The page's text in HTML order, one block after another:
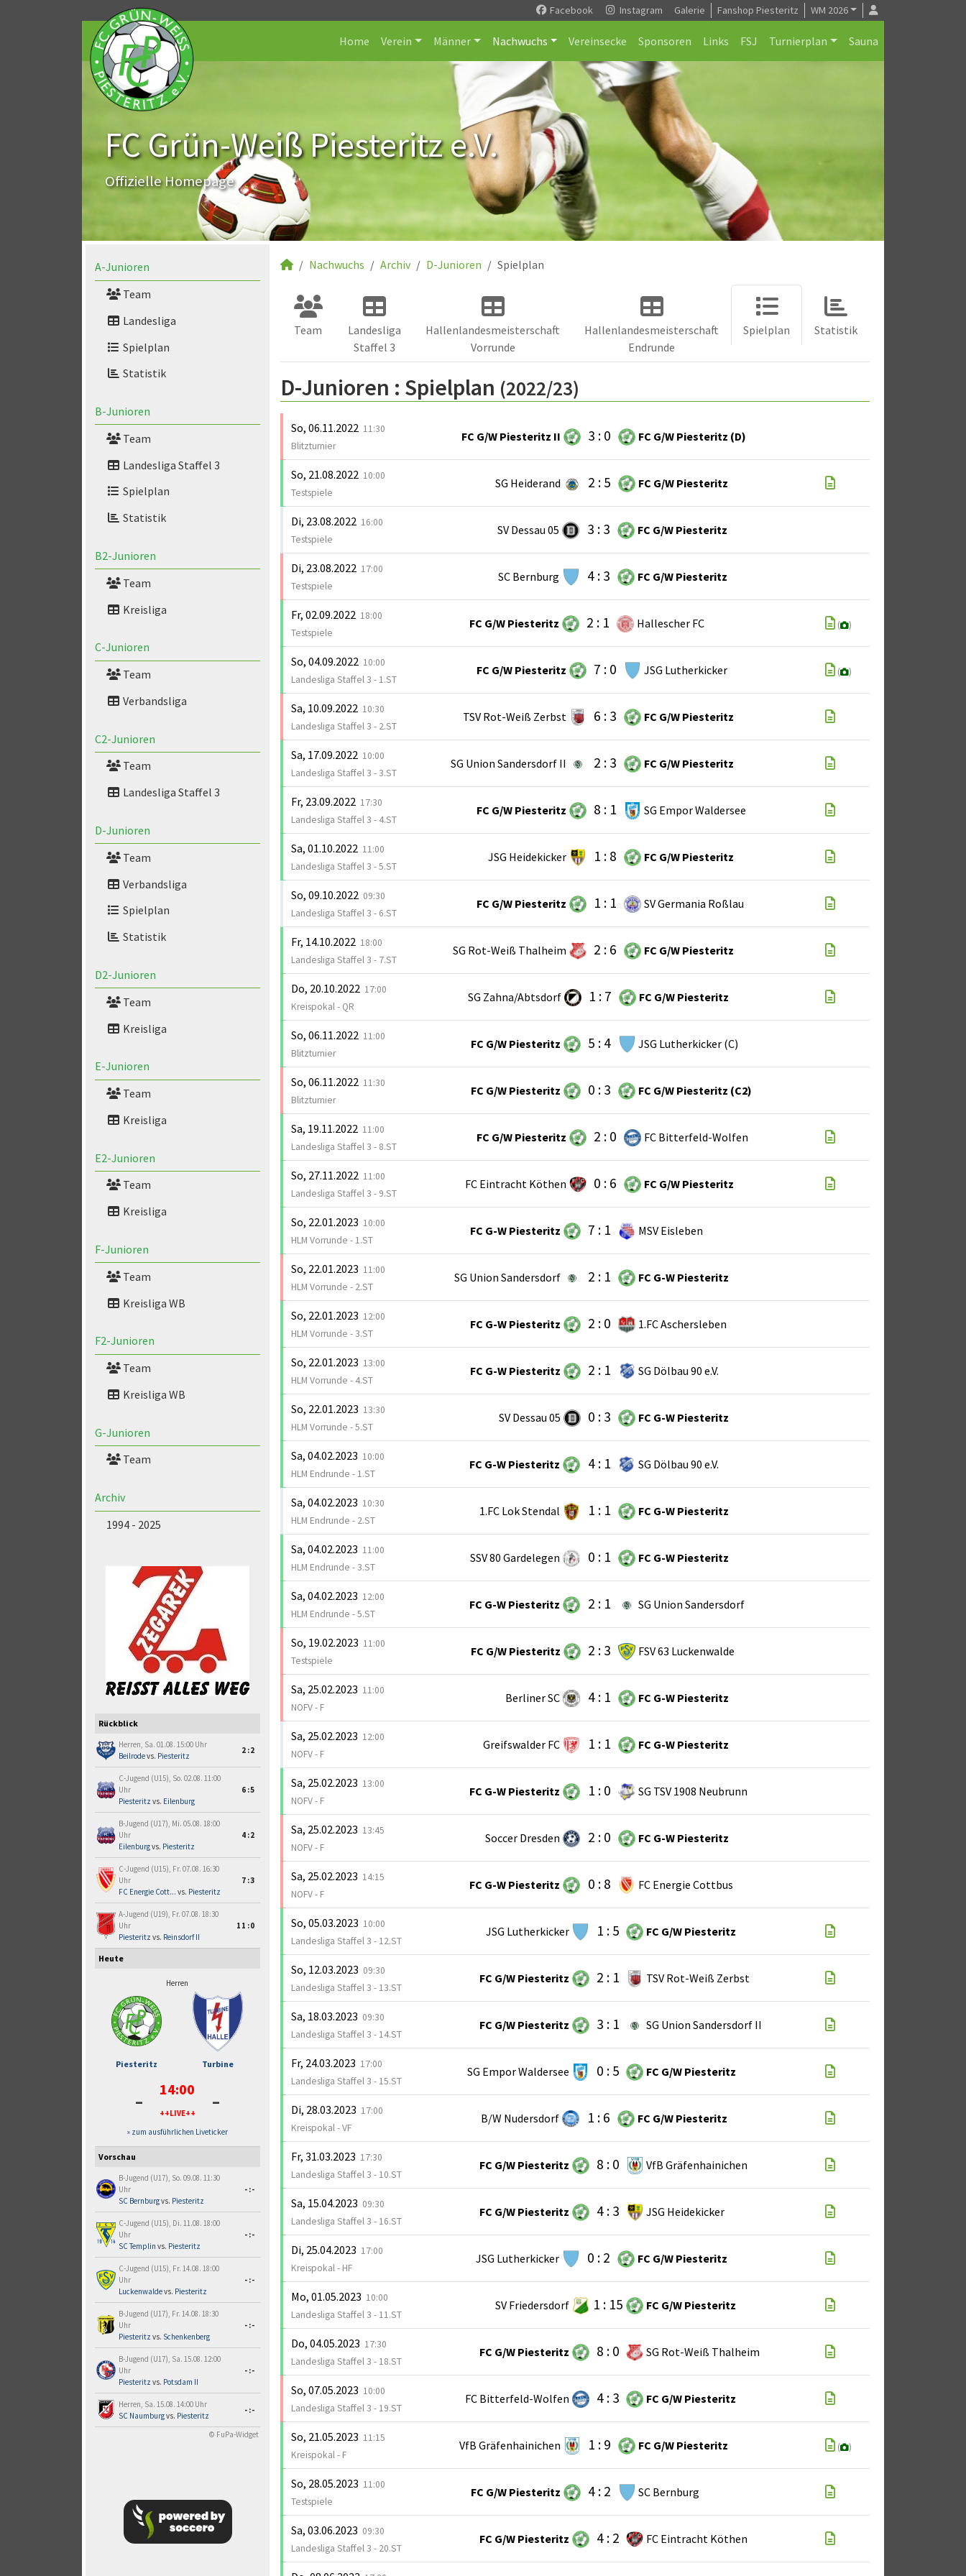
Facebook Instagram Galerie Fanshop Piesteritz WM 2026
Home Verein Männer Nachwuchs Vereinsecke Sponsoren Links FSJ Turnierplan Sauna
FC Grün-Weiß Piesteritz e.V.
Offizielle Homepage
A-Junioren
Team
Landesliga
Spielplan
Statistik
B-Junioren
Team
Landesliga Staffel 3
Spielplan
Statistik
B2-Junioren
Team
Kreisliga
C-Junioren
Team
Verbandsliga
C2-Junioren
Team
Landesliga Staffel 3
D-Junioren
Team
Verbandsliga
Spielplan
Statistik
D2-Junioren
Team
Kreisliga
E-Junioren
Team
Kreisliga
E2-Junioren
Team
Kreisliga
F-Junioren
Team
Kreisliga WB
F2-Junioren
Team
Kreisliga WB
G-Junioren
Team
Archiv
1994 - 2025
Rückblick
Herren, Sa. 01.08. 15:00 Uhr
Beilrodevs. Piesteritz
2:2
C-Jugend (U15), So. 02.08. 11:00
Uhr
Piesteritz vs. Eilenburg
6:5
B-Jugend (U17), Mi. 05.08. 18:00
Uhr
Eilenburgvs. Piesteritz
4:2
C-Jugend (U15), Fr. 07.08. 16:30
Uhr
FC Energie Cott... vs. Piesteritz
7:3
A-Jugend (U19), Fr. 07.08. 18:30
Uhr
Piesteritz vs. Reinsdorf II
11:0
Heute
Herren
Piesteritz Turbine
- 14:00
++LIVE++ -
» zum ausführlichen Liveticker
Vorschau
B-Jugend (U17), So. 09.08. 11:30
Uhr
SC Bernburgvs. Piesteritz
-:-
C-Jugend (U15), Di. 11.08. 18:00
Uhr
SC Templin vs. Piesteritz
-:-
C-Jugend (U15), Fr. 14.08. 18:00
Uhr
Luckenwaldevs. Piesteritz
-:-
B-Jugend (U17), Fr. 14.08. 18:30
Uhr
Piesteritz vs. Schenkenberg
-:-
B-Jugend (U17), Sa. 15.08. 12:00
Uhr
Piesteritz vs. Potsdam II
-:-
Herren, Sa. 15.08. 14:00 Uhr
SC Naumburgvs. Piesteritz
-:-
© FuPa-Widget
Nachwuchs Archiv D-Junioren Spielplan
Team
Landesliga
Staffel 3
Hallenlandesmeisterschaft
Vorrunde
Hallenlandesmeisterschaft
Endrunde
Spielplan Statistik
D-Junioren : Spielplan (2022/23)
So, 06.11.2022 11:30
Blitzturnier
FC G/W Piesteritz II 3 : 0 FC G/W Piesteritz (D)
So, 21.08.2022 10:00
Testspiele
SG Heiderand 2 : 5 FC G/W Piesteritz
Di, 23.08.2022 16:00
Testspiele
SV Dessau 05 3 : 3 FC G/W Piesteritz
Di, 23.08.2022 17:00
Testspiele
SC Bernburg 4 : 3 FC G/W Piesteritz
Fr, 02.09.2022 18:00
Testspiele
FC G/W Piesteritz 2 : 1 Hallescher FC ( )
So, 04.09.2022 10:00
Landesliga Staffel 3 - 1.ST
FC G/W Piesteritz 7 : 0 JSG Lutherkicker ( )
Sa, 10.09.2022 10:30
Landesliga Staffel 3 - 2.ST
TSV Rot-Weiß Zerbst 6 : 3 FC G/W Piesteritz
Sa, 17.09.2022 10:00
Landesliga Staffel 3 - 3.ST
SG Union Sandersdorf II 2 : 3 FC G/W Piesteritz
Fr, 23.09.2022 17:30
Landesliga Staffel 3 - 4.ST
FC G/W Piesteritz 8 : 1 SG Empor Waldersee
Sa, 01.10.2022 11:00
Landesliga Staffel 3 - 5.ST
JSG Heidekicker 1 : 8 FC G/W Piesteritz
So, 09.10.2022 09:30
Landesliga Staffel 3 - 6.ST
FC G/W Piesteritz 1 : 1 SV Germania Roßlau
Fr, 14.10.2022 18:00
Landesliga Staffel 3 - 7.ST
SG Rot-Weiß Thalheim 2 : 6 FC G/W Piesteritz
Do, 20.10.2022 17:00
Kreispokal - QR
SG Zahna/Abtsdorf 1 : 7 FC G/W Piesteritz
So, 06.11.2022 11:00
Blitzturnier
FC G/W Piesteritz 5 : 4 JSG Lutherkicker (C)
So, 06.11.2022 11:30
Blitzturnier
FC G/W Piesteritz 0 : 3 FC G/W Piesteritz (C2)
Sa, 19.11.2022 11:00
Landesliga Staffel 3 - 8.ST
FC G/W Piesteritz 2 : 0 FC Bitterfeld-Wolfen
So, 27.11.2022 11:00
Landesliga Staffel 3 - 9.ST
FC Eintracht Köthen 0 : 6 FC G/W Piesteritz
So, 22.01.2023 10:00
HLM Vorrunde - 1.ST
FC G-W Piesteritz 7 : 1 MSV Eisleben
So, 22.01.2023 11:00
HLM Vorrunde - 2.ST
SG Union Sandersdorf 2 : 1 FC G-W Piesteritz
So, 22.01.2023 12:00
HLM Vorrunde - 3.ST
FC G-W Piesteritz 2 : 0 1.FC Aschersleben
So, 22.01.2023 13:00
HLM Vorrunde - 4.ST
FC G-W Piesteritz 2 : 1 SG Dölbau 90 e.V.
So, 22.01.2023 13:30
HLM Vorrunde - 5.ST
SV Dessau 05 0 : 3 FC G-W Piesteritz
Sa, 04.02.2023 10:00
HLM Endrunde - 1.ST
FC G-W Piesteritz 4 : 1 SG Dölbau 90 e.V.
Sa, 04.02.2023 10:30
HLM Endrunde - 2.ST
1.FC Lok Stendal 1 : 1 FC G-W Piesteritz
Sa, 04.02.2023 11:00
HLM Endrunde - 3.ST
SSV 80 Gardelegen 0 : 1 FC G-W Piesteritz
Sa, 04.02.2023 12:00
HLM Endrunde - 5.ST
FC G-W Piesteritz 2 : 1 SG Union Sandersdorf
So, 19.02.2023 11:00
Testspiele
FC G/W Piesteritz 2 : 3 FSV 63 Luckenwalde
Sa, 25.02.2023 11:00
NOFV - F
Berliner SC 4 : 1 FC G-W Piesteritz
Sa, 25.02.2023 12:00
NOFV - F
Greifswalder FC 1 : 1 FC G-W Piesteritz
Sa, 25.02.2023 13:00
NOFV - F
FC G-W Piesteritz 1 : 0 SG TSV 1908 Neubrunn
Sa, 25.02.2023 13:45
NOFV - F
Soccer Dresden 2 : 0 FC G-W Piesteritz
Sa, 25.02.2023 14:15
NOFV - F
FC G-W Piesteritz 0 : 8 FC Energie Cottbus
So, 05.03.2023 10:00
Landesliga Staffel 3 - 12.ST
JSG Lutherkicker 1 : 5 FC G/W Piesteritz
So, 12.03.2023 09:30
Landesliga Staffel 3 - 13.ST
FC G/W Piesteritz 2 : 1 TSV Rot-Weiß Zerbst
Sa, 18.03.2023 09:30
Landesliga Staffel 3 - 14.ST
FC G/W Piesteritz 3 : 1 SG Union Sandersdorf II
Fr, 24.03.2023 17:00
Landesliga Staffel 3 - 15.ST
SG Empor Waldersee 0 : 5 FC G/W Piesteritz
Di, 28.03.2023 17:00
Kreispokal - VF
B/W Nudersdorf 1 : 6 FC G/W Piesteritz
Fr, 31.03.2023 17:30
Landesliga Staffel 3 - 10.ST
FC G/W Piesteritz 8 : 0 VfB Gräfenhainichen
Sa, 15.04.2023 09:30
Landesliga Staffel 3 - 16.ST
FC G/W Piesteritz 4 : 3 JSG Heidekicker
Di, 25.04.2023 17:00
Kreispokal - HF
JSG Lutherkicker 0 : 2 FC G/W Piesteritz
Mo, 01.05.2023 10:00
Landesliga Staffel 3 - 11.ST
SV Friedersdorf 1 : 15 FC G/W Piesteritz
Do, 04.05.2023 17:30
Landesliga Staffel 3 - 18.ST
FC G/W Piesteritz 8 : 0 SG Rot-Weiß Thalheim
So, 07.05.2023 10:00
Landesliga Staffel 3 - 19.ST
FC Bitterfeld-Wolfen 4 : 3 FC G/W Piesteritz
So, 21.05.2023 11:15
Kreispokal - F
VfB Gräfenhainichen 1 : 9 FC G/W Piesteritz ( )
So, 28.05.2023 11:00
Testspiele
FC G/W Piesteritz 4 : 2 SC Bernburg
Sa, 03.06.2023 09:30
Landesliga Staffel 3 - 20.ST
FC G/W Piesteritz 4 : 2 FC Eintracht Köthen